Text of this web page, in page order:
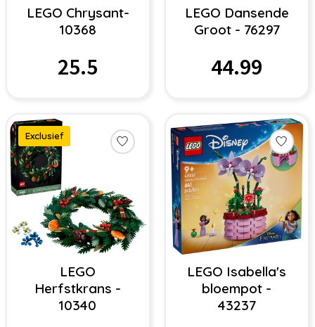
LEGO Chrysant-
10368
25.5
LEGO Dansende
Groot - 76297
44.99
Exclusief
LEGO
Herfstkrans -
10340
LEGO Isabella's
bloempot -
43237